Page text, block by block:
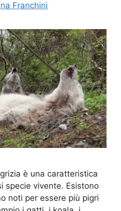
Franchini
è una caratteristica
specie vivente. Esistono
noti per essere più pigri